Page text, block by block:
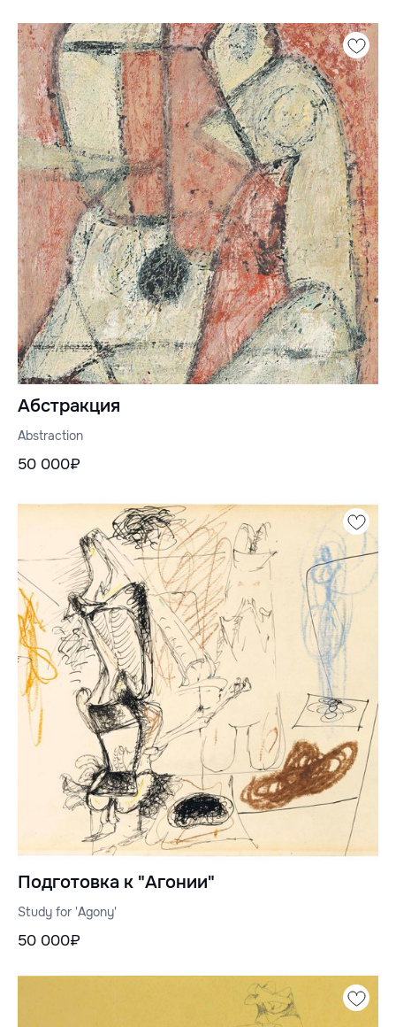
Абстракция
Abstraction
50 000₽
Подготовка к "Агонии"
Study for 'Agony'
50 000₽